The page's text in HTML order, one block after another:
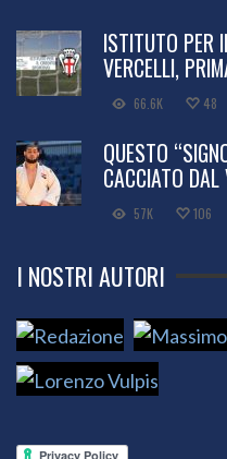
ISTITUTO PER
VERCELLI,
66.6K 48
QUESTO
CACCIATO
57K 106
I NOSTRI AUTORI